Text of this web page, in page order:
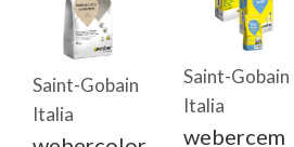
Saint-Gobain
Italia
Saint-Gobain
Italia
webercem